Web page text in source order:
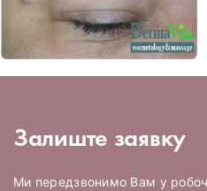
Залиште заявку
Ми передзвонимо Вам у